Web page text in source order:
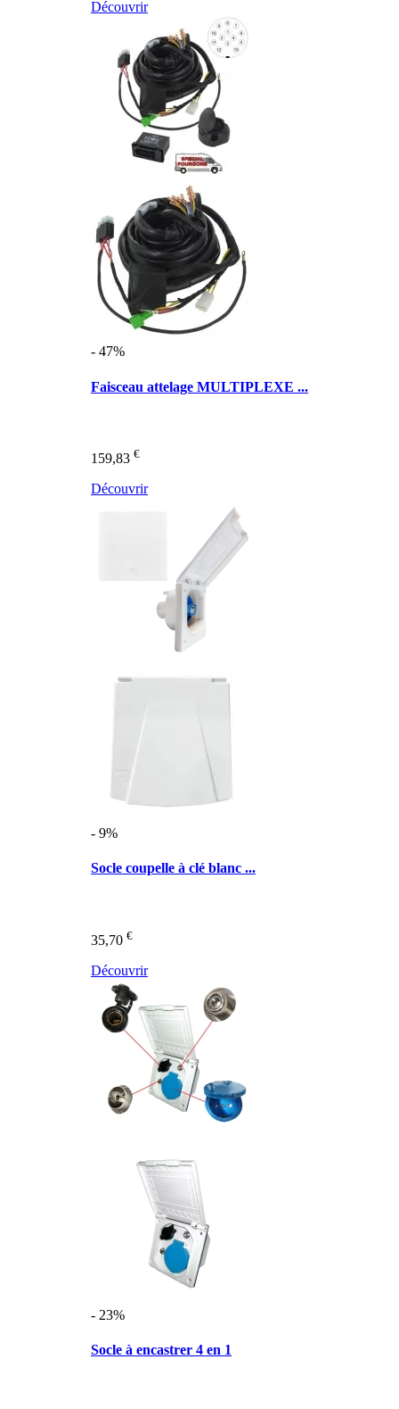
Découvrir
- 47%
Faisceau attelage MULTIPLEXE ...
159,83 €
Découvrir
- 9%
Socle coupelle à clé blanc ...
35,70 €
Découvrir
- 23%
Socle à encastrer 4 en 1